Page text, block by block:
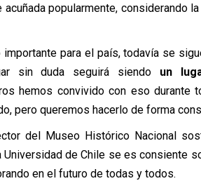
acuñada popularmente, considerando
importante para el país, todavía se
sin duda seguirá siendo un
hemos convivido con eso durante
pero queremos hacerlo de forma
del Museo Histórico Nacional
de Chile se es consiente
en el futuro de todas y todos.